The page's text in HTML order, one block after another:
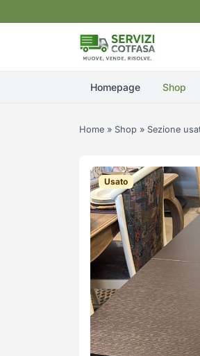
Homepage Shop
Home » Shop » Sezione
Usato